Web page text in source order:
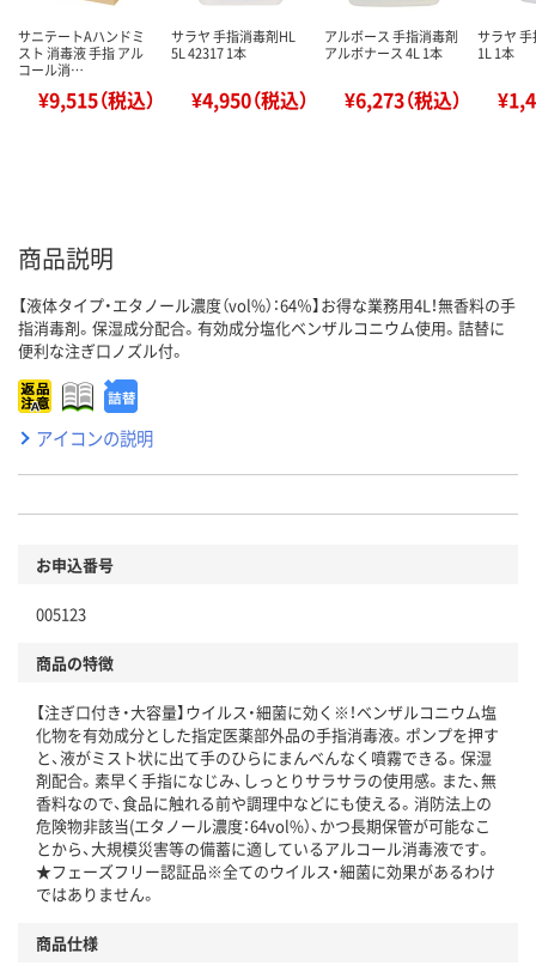
サニテートAハンドミ
スト 消毒液 手指 アル
コール消…
¥9,515（税込）
サラヤ 手指消毒剤HL
5L 42317 1本
¥4,950（税込）
アルボース 手指消毒剤
アルボナース 4L 1本
¥6,273（税込）
サラヤ
1L 1本
商品説明
【液体タイプ・エタノール濃度（vol%）：64％】お得な業務用4L！無香料の手
指消毒剤。保湿成分配合。有効成分塩化ベンザルコニウム使用。詰替に
便利な注ぎ口ノズル付。
アイコンの説明
お申込番号
005123
商品の特徴
【注ぎ口付き・大容量】ウイルス・細菌に効く※！ベンザルコニウム塩
化物を有効成分とした指定医薬部外品の手指消毒液。ポンプを押す
と、液がミスト状に出て手のひらにまんべんなく噴霧できる。保湿
剤配合。素早く手指になじみ、しっとりサラサラの使用感。また、無
香料なので、食品に触れる前や調理中などにも使える。消防法上の
危険物非該当(エタノール濃度：64vol%）、かつ長期保管が可能なこ
とから、大規模災害等の備蓄に適しているアルコール消毒液です。
★フェーズフリー認証品※全てのウイルス・細菌に効果があるわけ
ではありません。
商品仕様